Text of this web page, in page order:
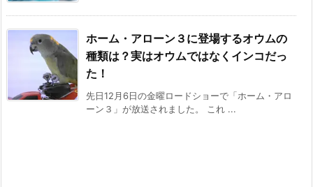
ホーム・アローン３に登場するオウムの
種類は？実はオウムではなくインコだっ
た！
先日12月6日の金曜ロードショーで「ホーム・アロ
ーン３」が放送されました。 これ ...